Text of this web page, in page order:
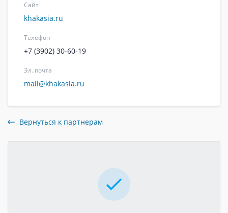
Сайт
khakasia.ru
Телефон
+7 (3902) 30-60-19
Эл. почта
mail@khakasia.ru
Вернуться к партнерам